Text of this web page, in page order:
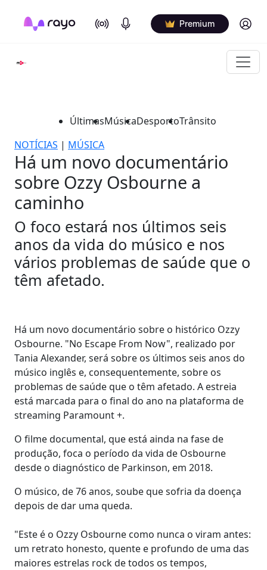
On Air Podcasts Premium Log in
ÚltimasMúsicaDesportoTrânsito
NOTÍCIAS | MÚSICA
Há um novo documentário
sobre Ozzy Osbourne a
caminho
O foco estará nos últimos seis
anos da vida do músico e nos
vários problemas de saúde que o
têm afetado.
Há um novo documentário sobre o histórico Ozzy
Osbourne. "No Escape From Now", realizado por
Tania Alexander, será sobre os últimos seis anos do
músico inglês e, consequentemente, sobre os
problemas de saúde que o têm afetado. A estreia
está marcada para o final do ano na plataforma de
streaming Paramount +.
O filme documental, que está ainda na fase de
produção, foca o período da vida de Osbourne
desde o diagnóstico de Parkinson, em 2018.
O músico, de 76 anos, soube que sofria da doença
depois de dar uma queda.
"Este é o Ozzy Osbourne como nunca o viram antes:
um retrato honesto, quente e profundo de uma das
maiores estrelas rock de todos os tempos,